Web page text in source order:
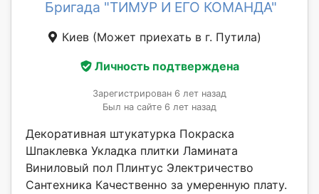
Бригада "ТИМУР И ЕГО КОМАНДА"
Киев (Может приехать в г. Путила)
Личность подтверждена
Зарегистрирован 6 лет назад
Был на сайте 6 лет назад
Декоративная штукатурка Покраска
Шпаклевка Укладка плитки Ламината
Виниловый пол Плинтус Электричество
Сантехника Качественно за умеренную плату.